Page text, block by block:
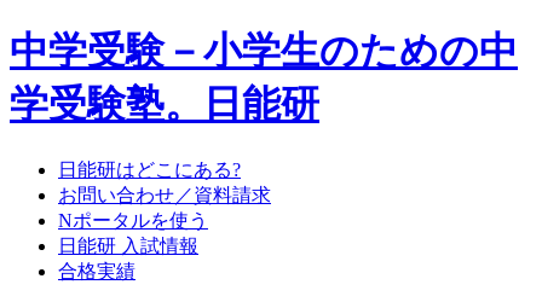
中学受験－小学生のための中
学受験塾。日能研
日能研はどこにある?
お問い合わせ／資料請求
Nポータルを使う
日能研 入試情報
合格実績